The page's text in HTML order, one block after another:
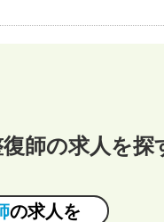
師の求人を探
の求人を